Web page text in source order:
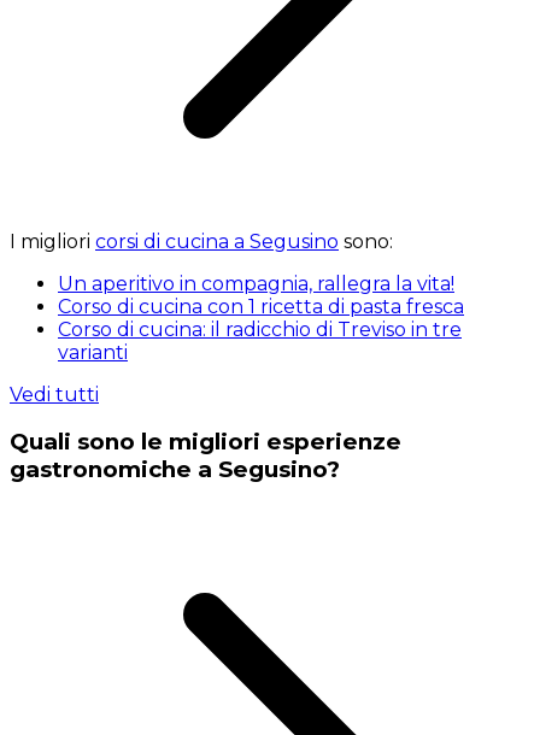
I migliori corsi di cucina a Segusino sono:
Un aperitivo in compagnia, rallegra la vita!
Corso di cucina con 1 ricetta di pasta fresca
Corso di cucina: il radicchio di Treviso in tre
varianti
Vedi tutti
Quali sono le migliori esperienze
gastronomiche a Segusino?